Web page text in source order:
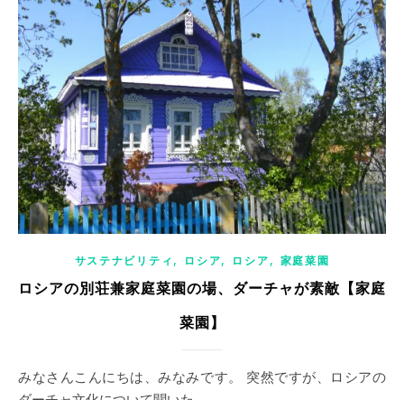
サステナビリティ , ロシア, ロシア, 家庭菜園
ロシアの別荘兼家庭菜園の場、ダーチャが素敵【家庭
菜園】
みなさんこんにちは、みなみです。 突然ですが、ロシアの